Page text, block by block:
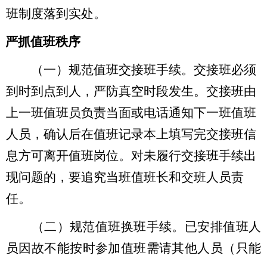
班制度落到实处。
严抓值班秩序
（一）规范值班交接班手续。交接班必须
到时到点到人，严防真空时段发生。交接班由
上一班值班员负责当面或电话通知下一班值班
人员，确认后在值班记录本上填写完交接班信
息方可离开值班岗位。对未履行交接班手续出
现问题的，要追究当班值班长和交班人员责
任。
（二）规范值班换班手续。已安排值班人
员因故不能按时参加值班需请其他人员（只能